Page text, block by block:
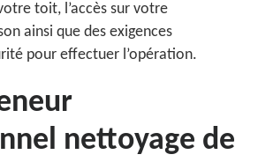
toit, l’accès sur votre
ainsi que des exigences
pour effectuer l’opération.
nettoyage de